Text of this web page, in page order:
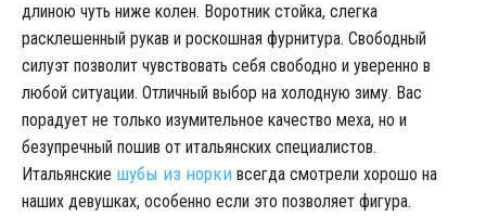
длиною чуть ниже колен. Воротник стойка, слегка
расклешенный рукав и роскошная фурнитура. Свободный
силуэт позволит чувствовать себя свободно и уверенно в
любой ситуации. Отличный выбор на холодную зиму. Вас
порадует не только изумительное качество меха, но и
безупречный пошив от итальянских специалистов.
Итальянские шубы из норкивсегда смотрели хорошо на
наших девушках, особенно если это позволяет фигура.